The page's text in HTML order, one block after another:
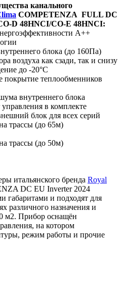
канального
COMPETENZA FULL DC
D 48HNCI/CO-E 48HNCI:
А++
блока (до 160Па)
воздуха как сзади, так и снизу
до -20°С
покрытие теплообменников
внутреннего блока
в комплекте
блок для всех серий
трассы (до 65м)
трассы (до 50м)
итальянского бренда Royal
DC EU Inverter 2024
габаритами и подходят для
различного назначения и
м2. Прибор оснащён
на котором
режим работы и прочие